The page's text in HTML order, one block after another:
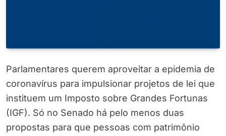
Parlamentares querem aproveitar a epidemia de
coronavírus para impulsionar projetos de lei que
instituem um Imposto sobre Grandes Fortunas
(IGF). Só no Senado há pelo menos duas
propostas para que pessoas com patrimônio